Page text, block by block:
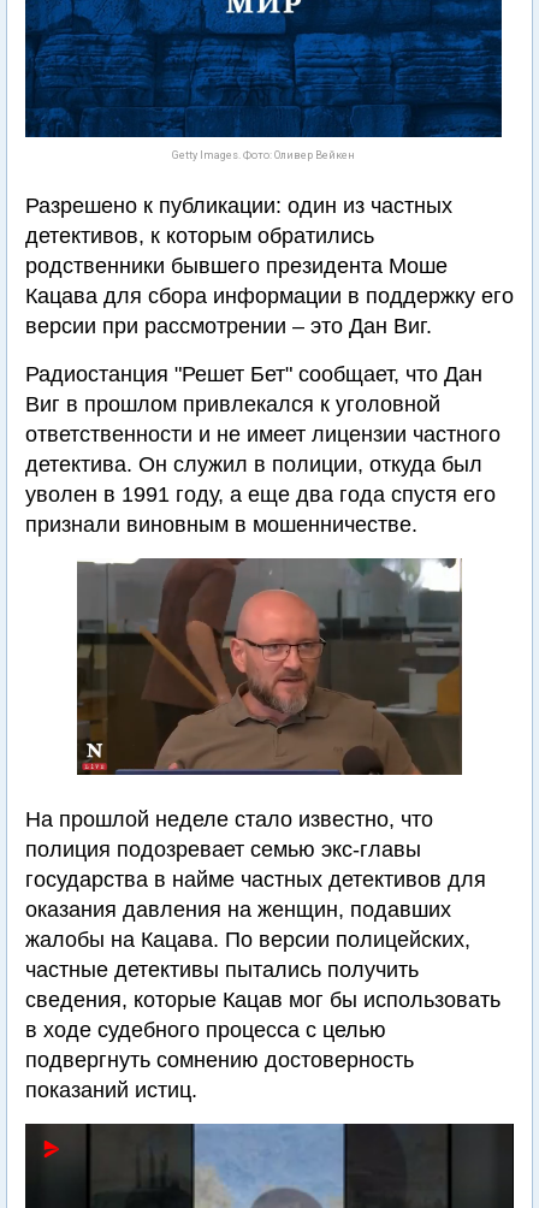
Getty Images. Фото: Оливер Вейкен
Разрешено к публикации: один из частных
детективов, к которым обратились
родственники бывшего президента Моше
Кацава для сбора информации в поддержку его
версии при рассмотрении – это Дан Виг.
Радиостанция "Решет Бет" сообщает, что Дан
Виг в прошлом привлекался к уголовной
ответственности и не имеет лицензии частного
детектива. Он служил в полиции, откуда был
уволен в 1991 году, а еще два года спустя его
признали виновным в мошенничестве.
На прошлой неделе стало известно, что
полиция подозревает семью экс-главы
государства в найме частных детективов для
оказания давления на женщин, подавших
жалобы на Кацава. По версии полицейских,
частные детективы пытались получить
сведения, которые Кацав мог бы использовать
в ходе судебного процесса с целью
подвергнуть сомнению достоверность
показаний истиц.